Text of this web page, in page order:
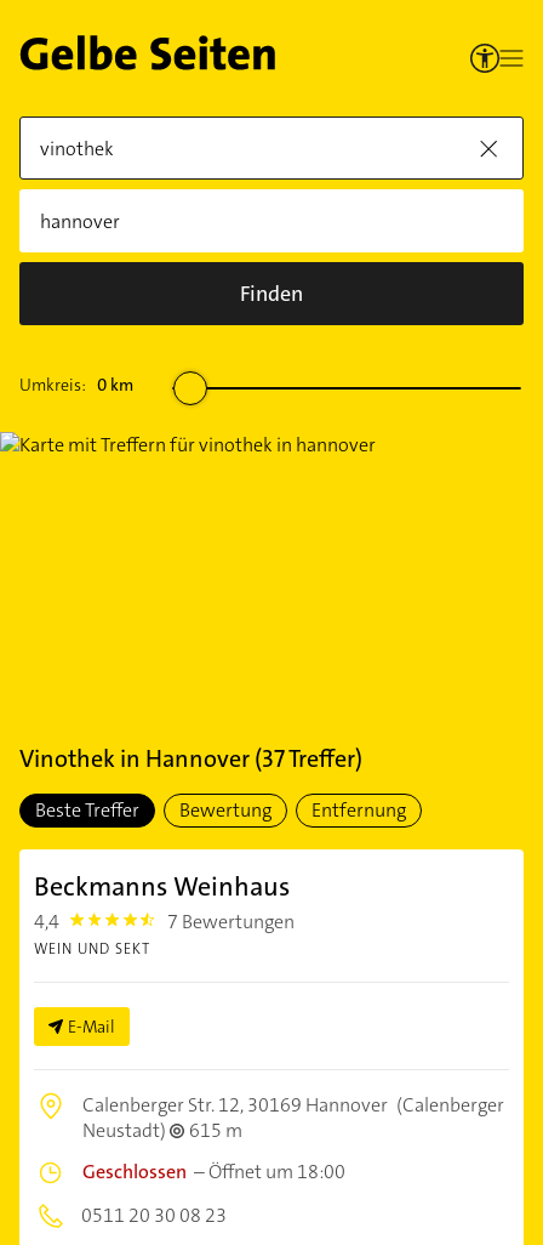
Finden
Umkreis: 0 km
Vinothekin Hannover(37Treffer)
Beste Treffer Bewertung Entfernung
Beckmanns Weinhaus
4,4 4.4 7 Bewertungen
WEIN UND SEKT
E-Mail
Calenberger Str. 12,30169 Hannover (Calenberger
Neustadt)
615 m
Geschlossen –Öffnet um 18:00
0511 20 30 08 23